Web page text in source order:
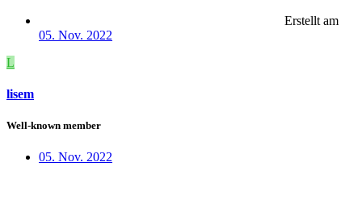
Erstellt am
05. Nov. 2022
L
lisem
Well-known member
05. Nov. 2022